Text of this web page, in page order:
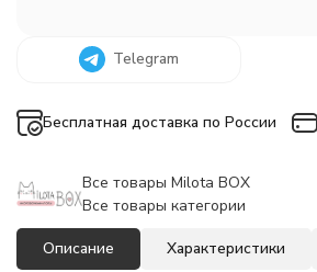
Telegram
Бесплатная доставка по России
Все товары Milota BOX
Все товары категории
Описание Характеристики